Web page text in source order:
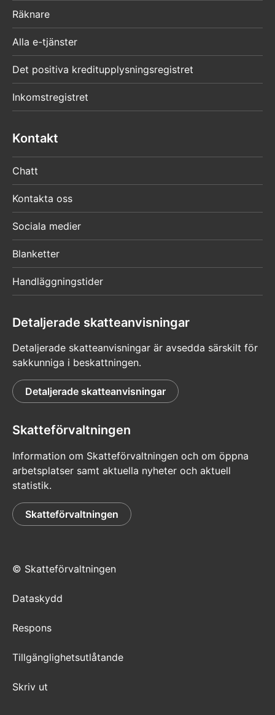
Räknare
Alla e-tjänster
Det positiva kreditupplysningsregistret
Inkomstregistret
Kontakt
Chatt
Kontakta oss
Sociala medier
Blanketter
Handläggningstider
Detaljerade skatteanvisningar
Detaljerade skatteanvisningar är avsedda särskilt för
sakkunniga i beskattningen.
Detaljerade skatteanvisningar
Skatteförvaltningen
Information om Skatteförvaltningen och om öppna
arbetsplatser samt aktuella nyheter och aktuell
statistik.
Skatteförvaltningen
© Skatteförvaltningen
Dataskydd
Respons
Tillgänglighetsutlåtande
Skriv ut